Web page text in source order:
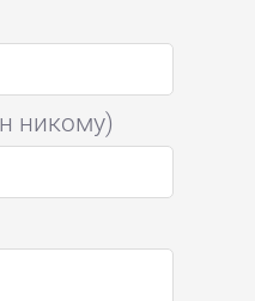
никому)